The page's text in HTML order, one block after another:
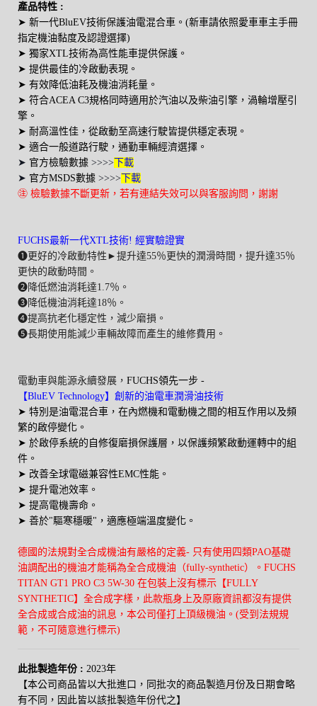
產品特性 :
➤ 新一代BluEV技術保護油電混合車。(新車請依照愛車車主手冊
指定機油黏度及認證選擇)
➤ 獨家XTL技術為高性能車提供保護。
➤ 提供最佳的冷啟動表現。
➤ 有效降低油耗及機油消耗量。
➤ 符合ACEA C3規格同時適用於汽油以及柴油引擎，渦輪增壓引
擎。
➤ 耐高溫性佳，從啟動至高速行駛皆提供穩定表現。
➤ 適合一般道路行駛，通勤車輛經濟選擇。
➤ 官方檢驗數據 >>>> 下載
➤ 官方MSDS數據 >>>> 下載
㊟ 檢驗數據不斷更新，若有連結失效可以與客服詢問，謝謝
FUCHS最新一代XTL技術! 經實驗證實
❶更好的冷啟動特性►提升達55％更快的潤滑時間，提升達35％
更快的啟動時間。
❷降低燃油消耗達1.7％。
❸降低機油消耗達18％。
❹提高抗老化穩定性，減少磨損。
❺長期使用能減少車輛故障而產生的維修費用。
電動車與能源永續發展， FUCHS領先一步 -
【BluEV Technology】創新的油電 車潤滑油技術
➤ 特別是油電混合車， 在內燃機和電動機之間的相互作用以及頻
繁的啟停變化。
➤ 於啟停系統的自修復磨損保護層，以保護頻繁啟動運轉中的組
件。
➤ 改善全球電磁兼容性EMC性能 。
➤ 提升電池效率。
➤ 提高電機壽命。
➤ 善於"驅寒穩暖"，適應極端溫度變化。
德國的法規對全合成機油有嚴格的定義- 只有使用四類PAO基礎
油調配出的機油才能稱為全合成機油（fully-synthetic）。 FUCHS
TITAN GT1 PRO C3 5W-30 在包裝上沒有標示【FULLY
SYNTHETIC】全合成字樣，此款瓶身上及原廠資訊都沒有提供
全合成或合成油的訊息，本公司僅打上頂級機油。(受到法規規
範，不可隨意進行標示)
此批製造年份 : 2023年
【本公司商品皆以大批進口，同批次的商品製造月份及日期會略
有不同，因此皆以該批製造年份代之】